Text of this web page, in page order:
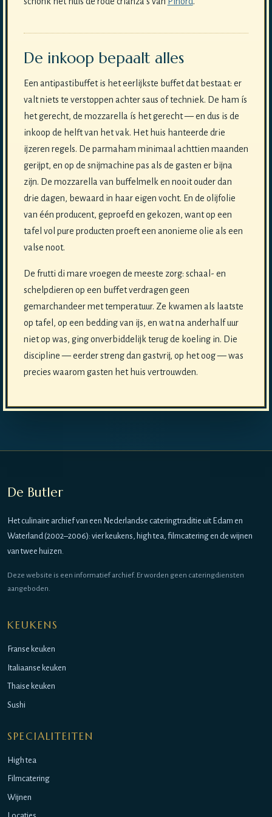
De inkoop bepaalt alles
Een antipastibuffet is het eerlijkste buffet dat bestaat: er
valt niets te verstoppen achter saus of techniek. De ham ís
het gerecht, de mozzarella ís het gerecht — en dus is de
inkoop de helft van het vak. Het huis hanteerde drie
ijzeren regels. De parmaham minimaal achttien maanden
gerijpt, en op de snijmachine pas als de gasten er bijna
zijn. De mozzarella van buffelmelk en nooit ouder dan
drie dagen, bewaard in haar eigen vocht. En de olijfolie
van één producent, geproefd en gekozen, want op een
tafel vol pure producten proeft een anonieme olie als een
valse noot.
De frutti di mare vroegen de meeste zorg: schaal- en
schelpdieren op een buffet verdragen geen
gemarchandeer met temperatuur. Ze kwamen als laatste
op tafel, op een bedding van ijs, en wat na anderhalf uur
niet op was, ging onverbiddelijk terug de koeling in. Die
discipline — eerder streng dan gastvrij, op het oog — was
precies waarom gasten het huis vertrouwden.
De Butler
Het culinaire archief van een Nederlandse cateringtraditie uit Edam en
Waterland (2002–2006): vier keukens, high tea, filmcatering en de wijnen
van twee huizen.
Deze website is een informatief archief. Er worden geen cateringdiensten
aangeboden.
KEUKENS
Franse keuken
Italiaanse keuken
Thaise keuken
Sushi
SPECIALITEITEN
High tea
Filmcatering
Wijnen